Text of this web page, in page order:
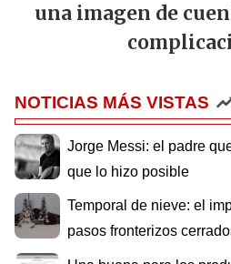
una imagen de
NOTICIAS MÁS VISTAS
Jorge Messi: el padre
que lo hizo posible
Temporal de nieve: el
pasos fronterizos